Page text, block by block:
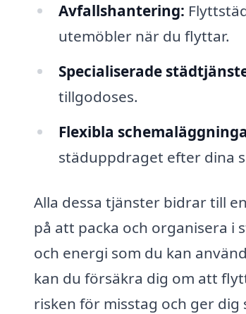
Avfallshantering:
utemöbler när du flyttar.
Specialiserade
tillgodoses.
Flexibla
städuppdraget efter dina
Alla dessa tjänster bidrar till
på att packa och organisera
och energi som du kan
kan du försäkra dig om att
risken för misstag och ger dig